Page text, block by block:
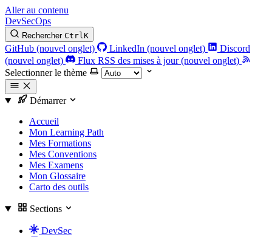
Aller au contenu
DevSecOps
Rechercher CtrlK
GitHub (nouvel onglet) LinkedIn (nouvel onglet)
Discord
(nouvel onglet)
Flux RSS des mises à jour (nouvel onglet)
Selectionner le thème
Démarrer
Accueil
Mon Learning Path
Mes Formations
Mes Conventions
Mes Examens
Mon Glossaire
Carto des outils
Sections
DevSec